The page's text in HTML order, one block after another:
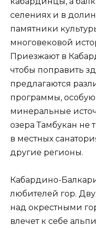
селениях и в
памятники
многовековой
Приезжают в
чтобы поправить
предлагаются
программы,
минеральные
озера Тамбукан не
в местных
другие регионы.
Кабардино-
любителей гор.
над окрестными
влечет к себе